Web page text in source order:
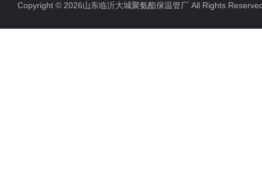
聚氨酯发泡保温管
Copyright © 2026山东临沂大城聚氨酯保温管厂 All Rights